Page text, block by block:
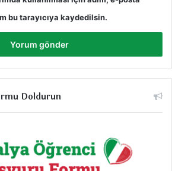
bu tarayıcıya kaydedilsin.
Doldurun